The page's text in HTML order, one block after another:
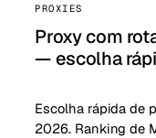
PROXIES
Proxy com
— escolha
Escolha rápida de
2026. Ranking de